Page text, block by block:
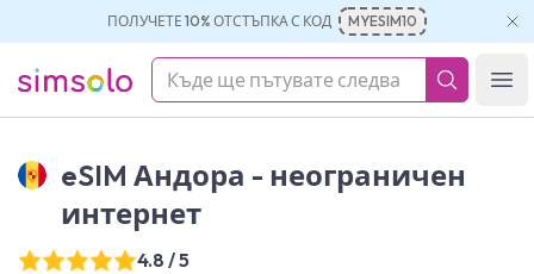
ПОЛУЧЕТЕ 10% ОТСТЪПКА С КОД MYESIM10
simsolo
eSIM Андора - неограничен
интернет
4.8 / 5